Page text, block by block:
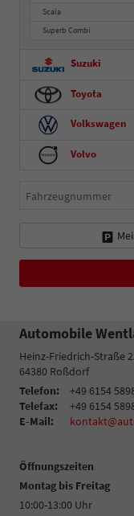
Scala
Superb Combi
Suzuki
Toyota
Volkswagen
Volvo
Fahrzeugnummer
Automobile
Heinz-Friedrich-Straße
64380 Roßdorf
Telefon:
+49 6154
Telefax:
+49 6154
E-Mail:
Öffnungszeiten
Montag bis Freitag
10:00-13:00 Uhr